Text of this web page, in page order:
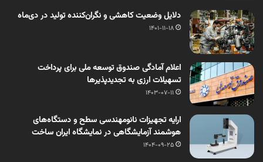
دلایل وضعیت کاهشی و نگران‌کننده تولید در دی‌ماه
1401-11-18
اعلام آمادگی صندوق توسعه ملی برای پرداخت
تسهیلات ارزی به تجدیدپذیرها
1403-07-11
ارایه تجهیزات نانومهندسی سطح و دستگاه‌های
هوشمند آزمایشگاهی در نمایشگاه ایران ساخت
1404-09-25